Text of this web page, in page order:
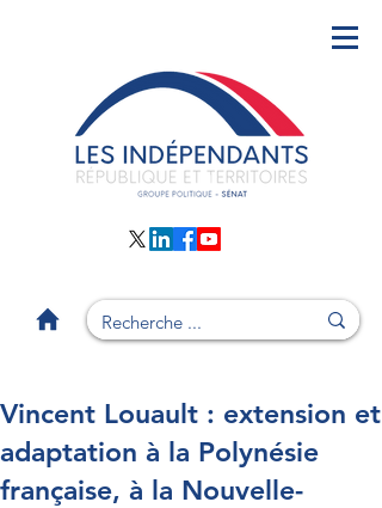
Vincent Louault : extension et
adaptation à la Polynésie
française, à la Nouvelle-